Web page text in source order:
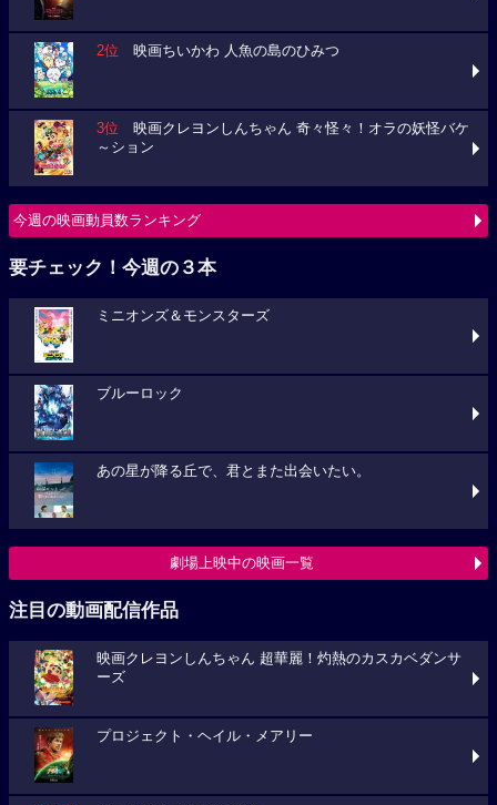
2位 映画ちいかわ 人魚の島のひみつ
3位 映画クレヨンしんちゃん 奇々怪々！オラの妖怪バケ
～ション
今週の映画動員数ランキング
要チェック！今週の３本
ミニオンズ＆モンスターズ
ブルーロック
あの星が降る丘で、君とまた出会いたい。
劇場上映中の映画一覧
注目の動画配信作品
映画クレヨンしんちゃん 超華麗！灼熱のカスカベダンサ
ーズ
プロジェクト・ヘイル・メアリー